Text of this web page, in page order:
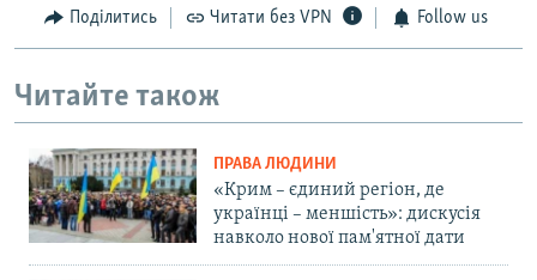
Поділитись Читати без VPN Follow us
Читайте також
ПРАВА ЛЮДИНИ
«Крим – єдиний регіон, де
українці – меншість»: дискусія
навколо нової пам'ятної дати